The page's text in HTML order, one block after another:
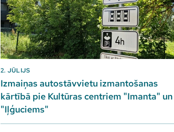
2. JŪLIJS
Izmaiņas autostāvvietu izmantošanas
kārtībā pie Kultūras centriem "Imanta" un
"Iļģuciems"